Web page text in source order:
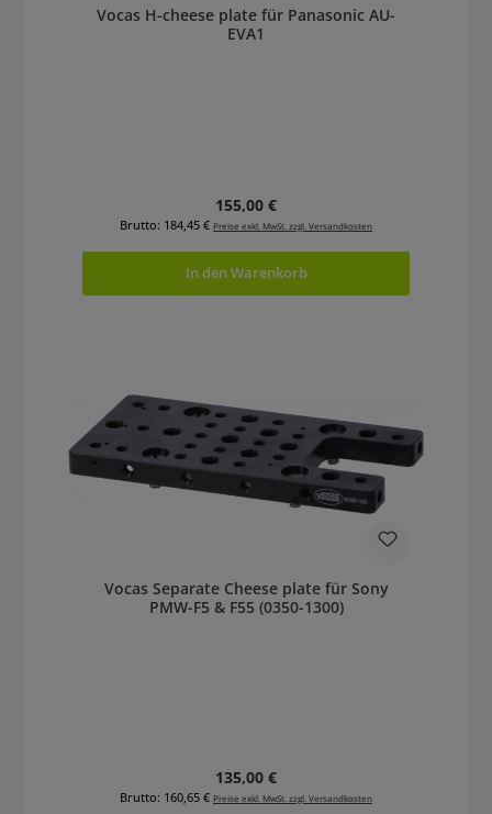
Vocas H-cheese plate für Panasonic AU-
EVA1
Regulärer Preis:
155,00 €
Brutto: 184,45 € Preise exkl. MwSt. zzgl. Versandkosten
In den Warenkorb
Vocas Separate Cheese plate für Sony
PMW-F5 & F55 (0350-1300)
Regulärer Preis:
135,00 €
Brutto: 160,65 € Preise exkl. MwSt. zzgl. Versandkosten